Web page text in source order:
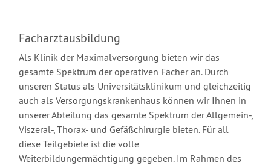
Facharztausbildung
Als Klinik der Maximalversorgung bieten wir das
gesamte Spektrum der operativen Fächer an. Durch
unseren Status als Universitätsklinikum und gleichzeitig
auch als Versorgungskrankenhaus können wir Ihnen in
unserer Abteilung das gesamte Spektrum der Allgemein-,
Viszeral-, Thorax- und Gefäßchirurgie bieten. Für all
diese Teilgebiete ist die volle
Weiterbildungermächtigung gegeben. Im Rahmen des